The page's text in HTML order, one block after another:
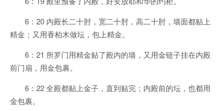
6：20 内殿长二十肘，宽二十肘，高二十肘，墙面都贴上
精金；又用香柏木做坛，包上精金。
6：21 所罗门用精金贴了殿内的墙，又用金链子挂在内殿
前门扇，用金包裹。
6：22 全殿都贴上金子，直到贴完；内殿前的坛，也都用
金包裹。